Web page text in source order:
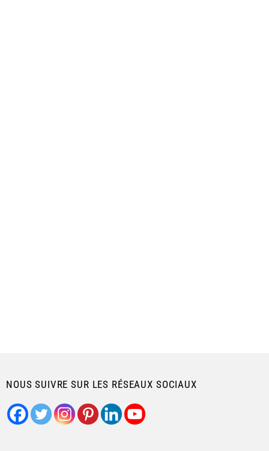
NOUS SUIVRE SUR LES RÉSEAUX SOCIAUX